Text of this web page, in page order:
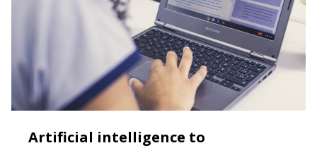
Artificial intelligence to